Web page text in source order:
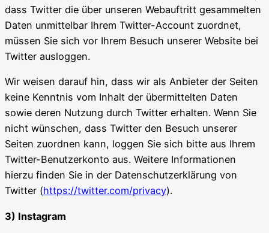
dass Twitter die über unseren Webauftritt gesammelten
Daten unmittelbar Ihrem Twitter-Account zuordnet,
müssen Sie sich vor Ihrem Besuch unserer Website bei
Twitter ausloggen.
Wir weisen darauf hin, dass wir als Anbieter der Seiten
keine Kenntnis vom Inhalt der übermittelten Daten
sowie deren Nutzung durch Twitter erhalten. Wenn Sie
nicht wünschen, dass Twitter den Besuch unserer
Seiten zuordnen kann, loggen Sie sich bitte aus Ihrem
Twitter-Benutzerkonto aus. Weitere Informationen
hierzu finden Sie in der Datenschutzerklärung von
Twitter (https://twitter.com/privacy).
3) Instagram